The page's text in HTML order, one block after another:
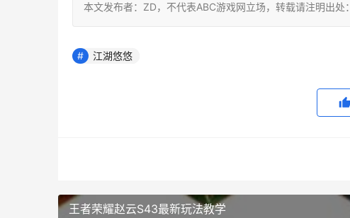
本文发布者：ZD，不代表ABC游戏网立场，转载请注明出处：
江湖悠悠
王者荣耀赵云S43最新玩法教学